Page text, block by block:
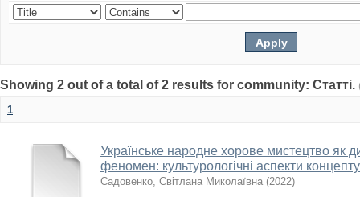
Showing 2 out of a total of 2 results for community: Статті.
1
Українське народне хорове мистецтво як
феномен: культурологічні аспекти
Садовенко, Світлана Миколаївна (2022)